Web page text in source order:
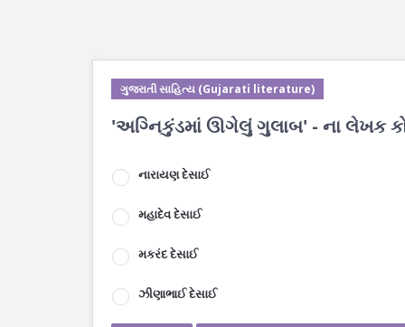
ગુજરાતી સાહિત્ય (Gujarati literature)
'અગ્નિકુંડમાં ઊગેલું ગુલાબ' - ના લેખક
નારાયણ દેસાઈ
મહાદેવ દેસાઈ
મકરંદ દેસાઈ
ઝીણાભાઈ દેસાઈ